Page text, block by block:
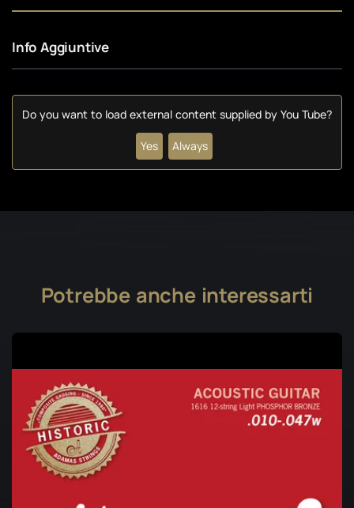
Info Aggiuntive
Do you want to load external content supplied by You Tube?
Yes Always
Potrebbe anche interessarti